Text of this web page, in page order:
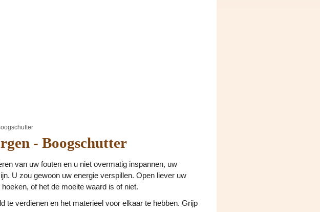
- Boogschutter
van uw fouten en u niet overmatig inspannen, uw
U zou gewoon uw energie verspillen. Open liever uw
of het de moeite waard is of niet.
te verdienen en het materieel voor elkaar te hebben. Grijp